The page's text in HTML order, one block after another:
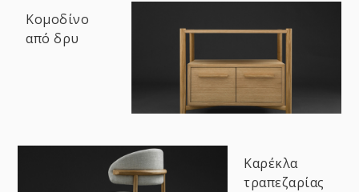
Κομοδίνο
από δρυ
Καρέκλα
τραπεζαρίας